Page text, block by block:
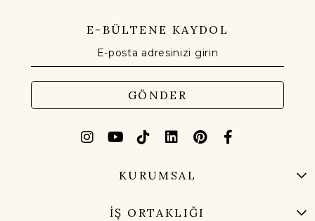
E-BÜLTENE KAYDOL
GÖNDER
KURUMSAL
İŞ ORTAKLIĞI